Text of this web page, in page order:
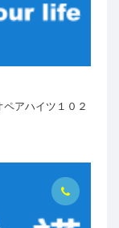
アハイツ１０２